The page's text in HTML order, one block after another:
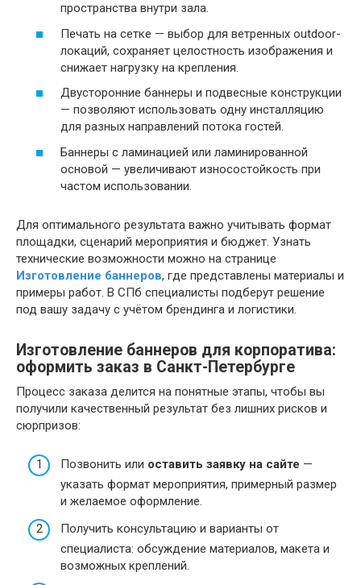
пространства внутри зала.
Печать на сетке — выбор для ветренных outdoor-
локаций, сохраняет целостность изображения и
снижает нагрузку на крепления.
Двусторонние баннеры и подвесные конструкции
— позволяют использовать одну инсталляцию
для разных направлений потока гостей.
Баннеры с ламинацией или ламинированной
основой — увеличивают износостойкость при
частом использовании.
Для оптимального результата важно учитывать формат
площадки, сценарий мероприятия и бюджет. Узнать
технические возможности можно на странице
Изготовление баннеров, где представлены материалы и
примеры работ. В СПб специалисты подберут решение
под вашу задачу с учётом брендинга и логистики.
Изготовление баннеров для корпоратива:
оформить заказ в Санкт-Петербурге
Процесс заказа делится на понятные этапы, чтобы вы
получили качественный результат без лишних рисков и
сюрпризов:
Позвонить или оставить заявку на сайте —
указать формат мероприятия, примерный размер
и желаемое оформление.
Получить консультацию и варианты от
специалиста: обсуждение материалов, макета и
возможных креплений.